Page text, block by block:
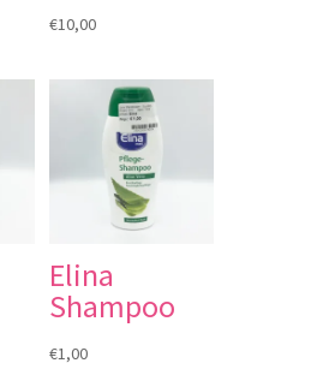
€10,00
Elina
Shampoo
€1,00